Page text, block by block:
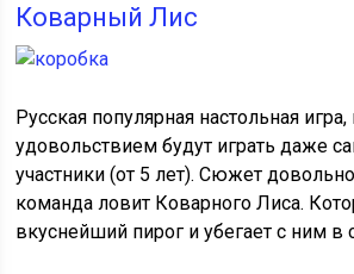
Коварный Лис
Русская популярная настольная
удовольствием будут играть даже
участники (от 5 лет). Сюжет
команда ловит Коварного Лиса.
вкуснейший пирог и убегает с ним в